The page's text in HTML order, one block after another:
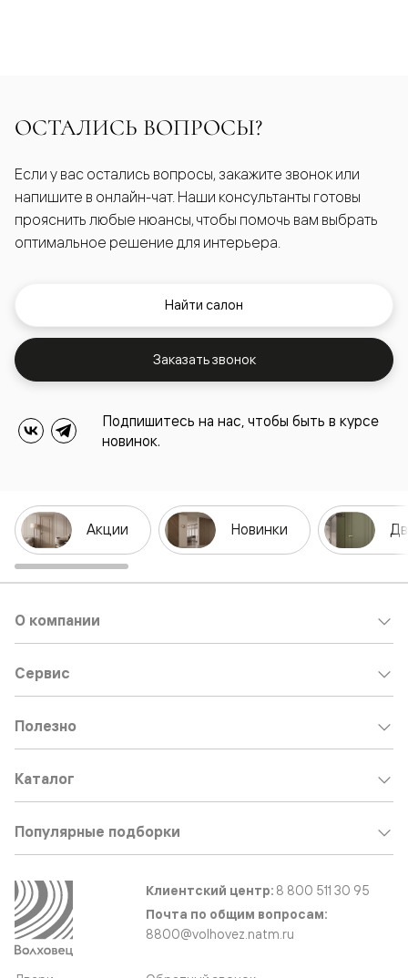
ОСТАЛИСЬ ВОПРОСЫ?
Если у вас остались вопросы, закажите звонок или
напишите в онлайн-чат. Наши консультанты готовы
прояснить любые нюансы, чтобы помочь вам выбрать
оптимальное решение для интерьера.
Найти салон
Заказать звонок
Подпишитесь на нас, чтобы быть в курсе
новинок.
Акции Новинки
О компании
Сервис
Полезно
Каталог
Популярные подборки
Клиентский центр: 8 800 511 30 95
Почта по общим вопросам:
8800@volhovez.natm.ru